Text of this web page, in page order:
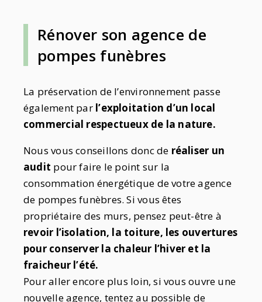
Rénover son agence de
pompes funèbres
La préservation de l’environnement passe
également par l’exploitation d’un local
commercial respectueux de la nature.
Nous vous conseillons donc de réaliser un
audit pour faire le point sur la
consommation énergétique de votre agence
de pompes funèbres. Si vous êtes
propriétaire des murs, pensez peut-être à
revoir l’isolation, la toiture, les ouvertures
pour conserver la chaleur l’hiver et la
fraicheur l’été.
Pour aller encore plus loin, si vous ouvre une
nouvelle agence, tentez au possible de